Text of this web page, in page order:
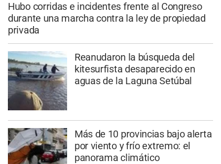
Hubo corridas e incidentes frente al Congreso
durante una marcha contra la ley de propiedad
privada
Reanudaron la búsqueda del
kitesurfista desaparecido en
aguas de la Laguna Setúbal
Más de 10 provincias bajo alerta
por viento y frío extremo: el
panorama climático